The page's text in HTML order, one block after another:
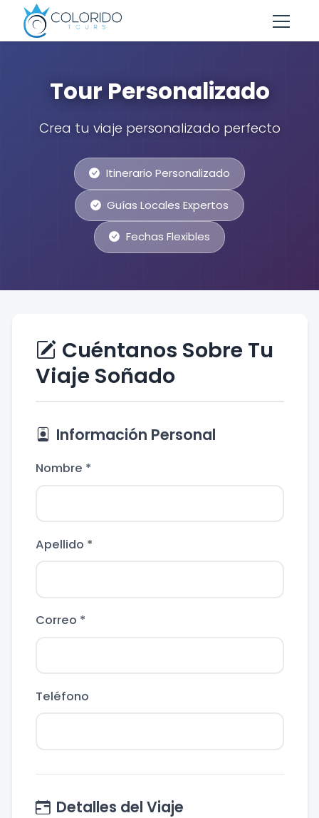
Skip to main content
Tour Personalizado
Crea tu viaje personalizado perfecto
Itinerario Personalizado
Guías Locales Expertos
Fechas Flexibles
Cuéntanos Sobre Tu
Viaje Soñado
Información Personal
Nombre *
Apellido *
Correo *
Teléfono
Detalles del Viaje